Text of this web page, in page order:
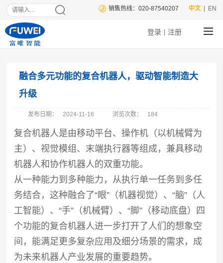
| EN
中文
销售热线：020-87540207
登录 注册
融合多元功能的复合机器人，驱动智能制造大
升级
发布日期： 2024-11-16 浏览次数： 184
复合机器人是由移动平台、操作机（以机械臂为
主）、视觉模组、末端执行器等组成，兼具移动
机器人和协作机器人的双重功能。
从一种能力到多种能力，从执行单一任务到多任
务结合，这种融合了“眼”（机器视觉）、“脑”（人
工智能）、“手”（机械臂）、“脚”（移动底盘）四
个功能的复合机器人进一步打开了人们的想象空
间，能满足更多复杂应用及细分场景的需求，成
为未来机器人产业发展的重要趋势。